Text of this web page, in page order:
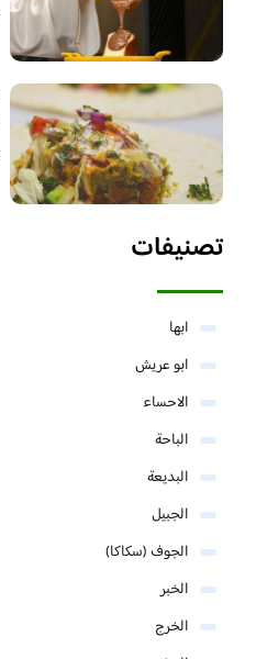
تصنيفات
ابها
ابو عريش
الاحساء
الباحة
البديعة
الجبيل
الجوف (سكاكا)
الخبر
الخرج